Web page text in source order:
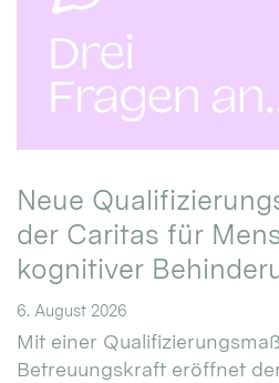
Neue
der Caritas für
kognitiver
6. August 2026
Mit einer
Betreuungskraft eröffnet